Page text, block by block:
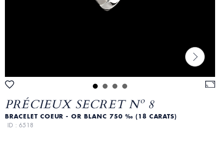
PRÉCIEUX SECRET Nº 8
BRACELET COEUR - OR BLANC 750 ‰ (18 CARATS)
ID : 6518